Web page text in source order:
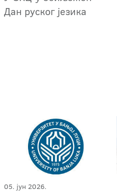
Дан руског језика
05. јун 2026.